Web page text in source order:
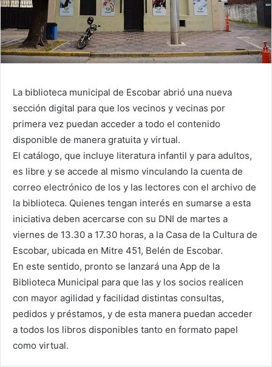
La biblioteca municipal de Escobar abrió una nueva
sección digital para que los vecinos y vecinas por
primera vez puedan acceder a todo el contenido
disponible de manera gratuita y virtual.
El catálogo, que incluye literatura infantil y para adultos,
es libre y se accede al mismo vinculando la cuenta de
correo electrónico de los y las lectores con el archivo de
la biblioteca. Quienes tengan interés en sumarse a esta
iniciativa deben acercarse con su DNI de martes a
viernes de 13.30 a 17.30 horas, a la Casa de la Cultura de
Escobar, ubicada en Mitre 451, Belén de Escobar.
En este sentido, pronto se lanzará una App de la
Biblioteca Municipal para que las y los socios realicen
con mayor agilidad y facilidad distintas consultas,
pedidos y préstamos, y de esta manera puedan acceder
a todos los libros disponibles tanto en formato papel
como virtual.